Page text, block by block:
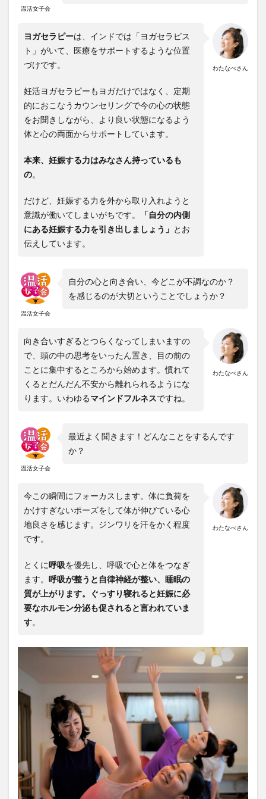
温活女子会
わたなべさん
ヨガセラピーは、インドでは「ヨガセラピス
ト」がいて、医療をサポートするような位置
づけです。
妊活ヨガセラピーもヨガだけではなく、定期
的におこなうカウンセリングで今の心の状態
をお聞きしながら、より良い状態になるよう
体と心の両面からサポートしています。
本来、妊娠する力はみなさん持っているも
の。
だけど、妊娠する力を外から取り入れようと
意識が働いてしまいがちです。
「自分の内側
にある妊娠する力を引き出しましょう」 とお
伝えしています。
温活女子会
自分の心と向き合い、今どこが不調なのか？
を感じるのが大切ということでしょうか？
わたなべさん
向き合いすぎるとつらくなってしまいますの
で、頭の中の思考をいったん置き、目の前の
ことに集中するところから始めます。慣れて
くるとだんだん不安から離れられるようにな
ります。いわゆるマインドフルネスですね。
温活女子会
最近よく聞きます！どんなことをするんです
か？
わたなべさん
今この瞬間にフォーカスします。体に負荷を
かけすぎないポーズをして体が伸びている心
地良さを感じます。ジンワリを汗をかく程度
です。
とくに呼吸を優先し、呼吸で心と体をつなぎ
ます。 呼吸が整うと自律神経が整い、睡眠の
質が上がります。ぐっすり寝れると妊娠に必
要なホルモン分泌も促されると言われていま
す。